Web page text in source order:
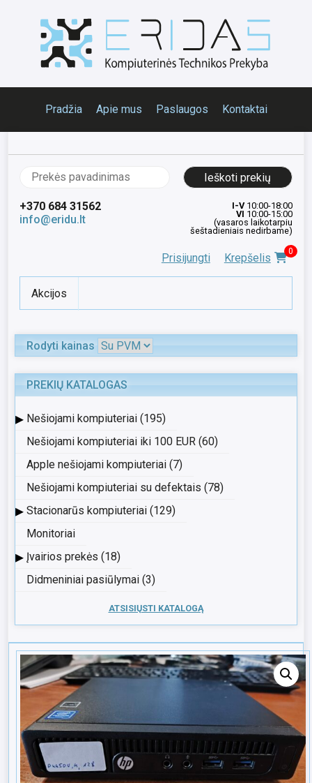
Pradžia Apie mus Paslaugos Kontaktai
Ieškoti:
+370 684 31562
info@eridu.lt
I-V10:00-18:00
VI 10:00-15:00
(vasaros laikotarpiu
šeštadieniais nedirbame)
Prisijungti Krepšelis 0
Akcijos
Rodyti kainas
PREKIŲ KATALOGAS
▸ Nešiojami kompiuteriai (195)
Nešiojami kompiuteriai iki 100 EUR (60)
Apple nešiojami kompiuteriai (7)
Nešiojami kompiuteriai su defektais (78)
▸ Stacionarūs kompiuteriai (129)
Monitoriai
▸ Įvairios prekės (18)
Didmeniniai pasiūlymai (3)
ATSISIŲSTI KATALOGĄ